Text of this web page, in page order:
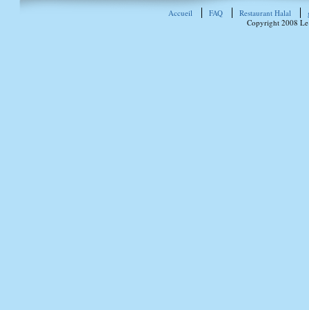
Accueil FAQ Restaurant Halal
Copyright 2008